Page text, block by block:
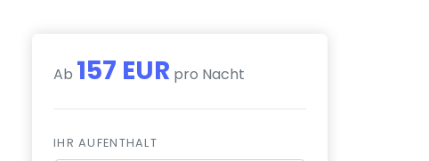
Ab 157 EUR pro Nacht
IHR AUFENTHALT